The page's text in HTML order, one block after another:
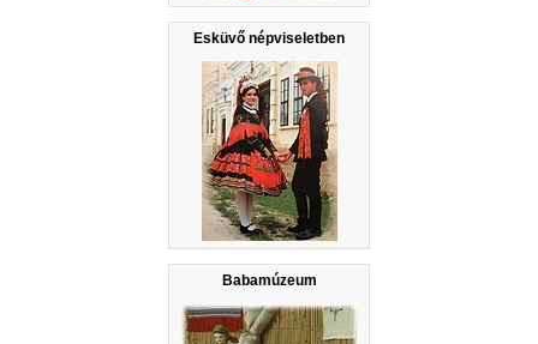
Esküvő népviseletben
Babamúzeum